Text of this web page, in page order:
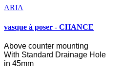
ARIA
vasque à poser - CHANCE
Above counter mounting
With Standard Drainage Hole
in 45mm